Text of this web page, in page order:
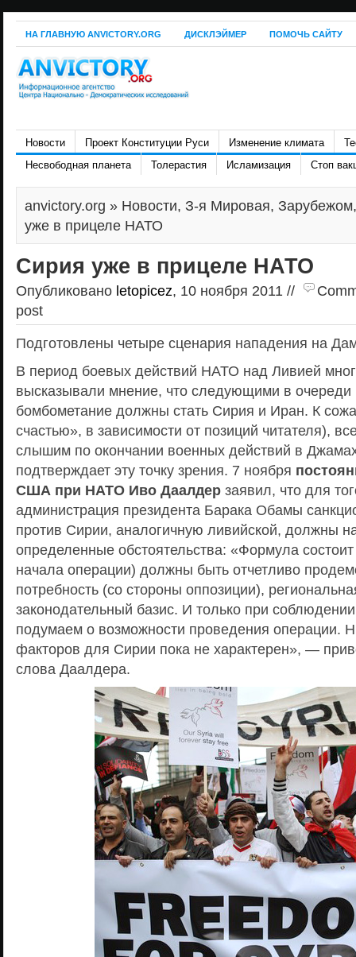
НА ГЛАВНУЮ ANVICTORY.ORG ДИСКЛЭЙМЕР ПОМОЧЬ САЙТУ
Новости Проект Конституции Руси Изменение климата
Несвободная планета
Толерастия Исламизация Стоп
anvictory.org » Новости, З-я Мировая, Зарубежом
уже в прицеле НАТО
Сирия уже в прицеле НАТО
Опубликовано letopicez, 10 ноября 2011 //
post
Подготовлены четыре сценария нападения на
В период боевых действий НАТО над Ливией
высказывали мнение, что следующими в очереди
бомбометание должны стать Сирия и Иран. К
счастью», в зависимости от позиций читателя),
слышим по окончании военных действий в
подтверждает эту точку зрения. 7 ноября
США при НАТО Иво Даалдер заявил, что для
администрация президента Барака Обамы
против Сирии, аналогичную ливийской, должны
определенные обстоятельства: «Формула
начала операции) должны быть отчетливо
потребность (со стороны оппозиции),
законодательный базис. И только при
подумаем о возможности проведения операции.
факторов для Сирии пока не характерен», —
слова Даалдера.